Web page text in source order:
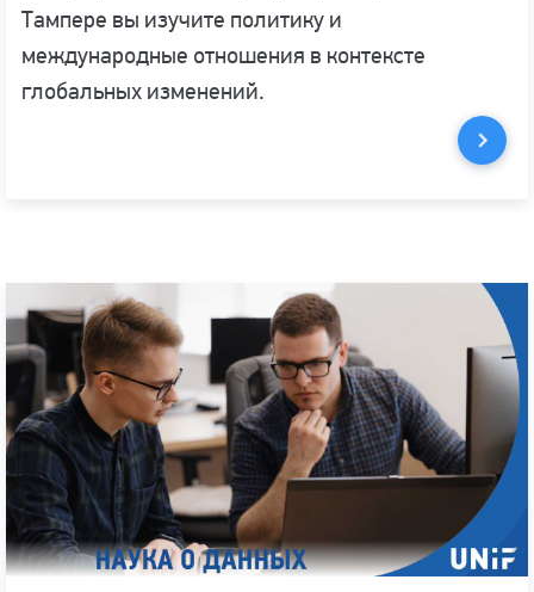
Тампере вы изучите политику и
международные отношения в контексте
глобальных изменений.